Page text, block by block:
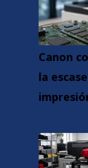
Canon
la